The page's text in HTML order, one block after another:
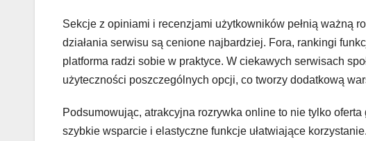
Sekcje z opiniami i recenzjami użytkowników pełnią ważną
działania serwisu są cenione najbardziej. Fora, rankingi
platforma radzi sobie w praktyce. W ciekawych serwisach
użyteczności poszczególnych opcji, co tworzy dodatkową
Podsumowując, atrakcyjna rozrywka online to nie tylko
szybkie wsparcie i elastyczne funkcje ułatwiające